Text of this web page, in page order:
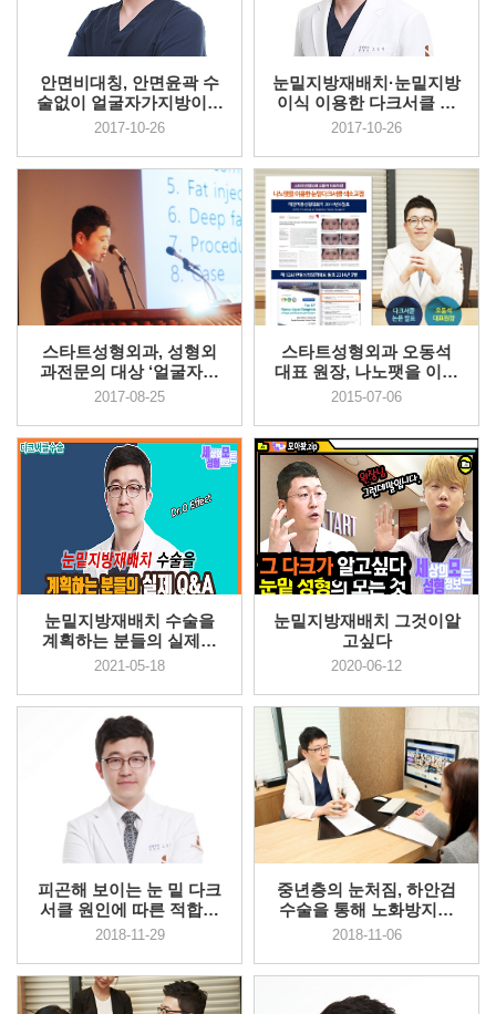
안면비대칭, 안면윤곽 수
술없이 얼굴자가지방이식
통해 ...
2017-10-26
눈밑지방재배치·눈밑지방
이식 이용한 다크서클 교
정, 알...
2017-10-26
스타트성형외과, 성형외
과전문의 대상 ‘얼굴자가
지방이...
2017-08-25
스타트성형외과 오동석
대표 원장, 나노팻을 이용
한 눈...
2015-07-06
눈밑지방재배치 수술을
계획하는 분들의 실제질
문&답변!
2021-05-18
눈밑지방재배치 그것이알
고싶다
2020-06-12
피곤해 보이는 눈 밑 다크
서클 원인에 따른 적합한
수술...
2018-11-29
중년층의 눈처짐, 하안검
수술을 통해 노화방지효
과 기...
2018-11-06